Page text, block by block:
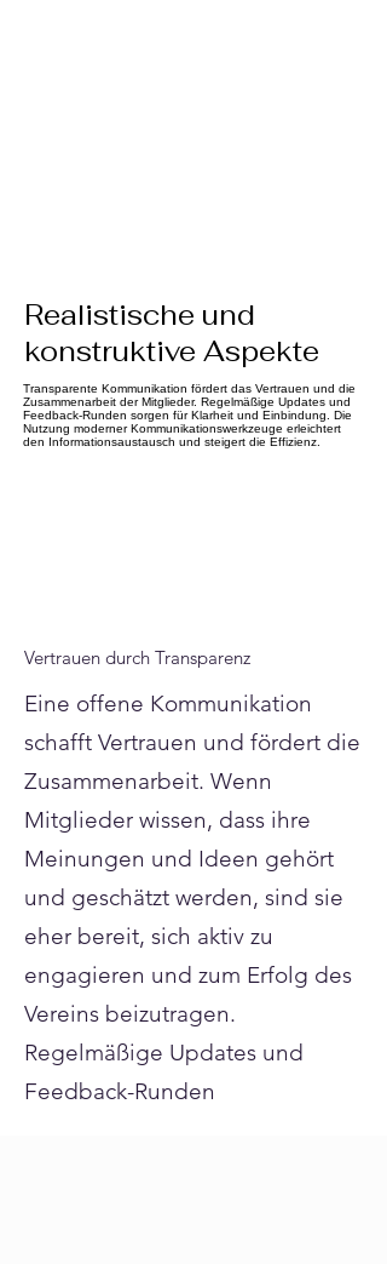
Realistische und
konstruktive Aspekte
Transparente Kommunikation fördert das Vertrauen und die
Zusammenarbeit der Mitglieder. Regelmäßige Updates und
Feedback-Runden sorgen für Klarheit und Einbindung. Die
Nutzung moderner Kommunikationswerkzeuge erleichtert
den Informationsaustausch und steigert die Effizienz.
Vertrauen durch Transparenz
Eine offene Kommunikation
schafft Vertrauen und fördert die
Zusammenarbeit. Wenn
Mitglieder wissen, dass ihre
Meinungen und Ideen gehört
und geschätzt werden, sind sie
eher bereit, sich aktiv zu
engagieren und zum Erfolg des
Vereins beizutragen.
Regelmäßige Updates und
Feedback-Runden